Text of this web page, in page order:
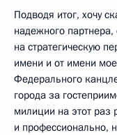
Подводя итог, хочу
надежного
на стратегическую
имени и от имени
Федерального
города за
милиции на этот раз
и профессионально,